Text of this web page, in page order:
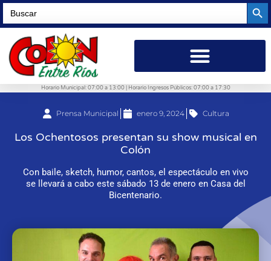
Search
for:
Horario Municipal: 07:00 a 13:00 | Horario Ingresos Públicos: 07:00 a 17:30
Prensa Municipal enero 9, 2024 Cultura
Los Ochentosos presentan su show musical en
Colón
Con baile, sketch, humor, cantos, el espectáculo en vivo
se llevará a cabo este sábado 13 de enero en Casa del
Bicentenario.